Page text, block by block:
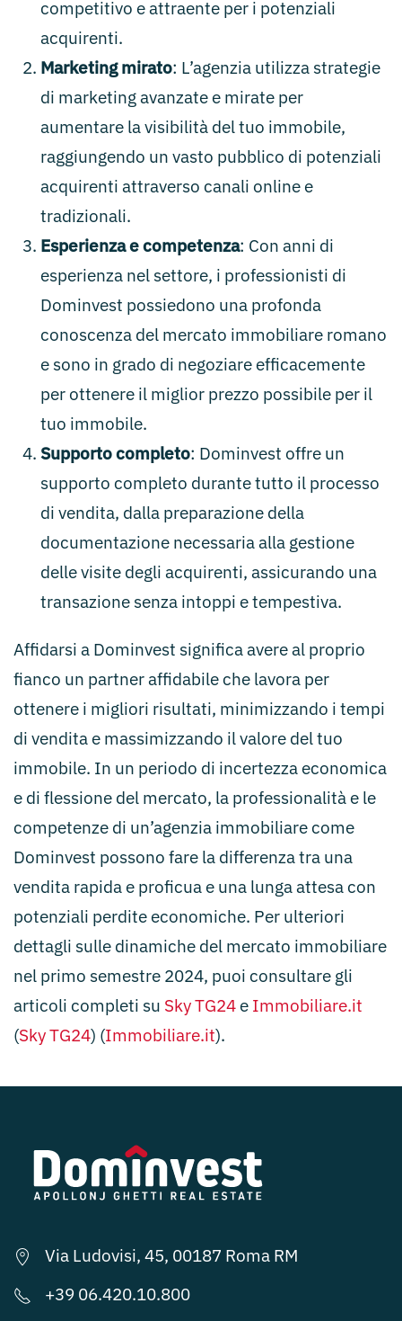
competitivo e attraente per i potenziali
acquirenti.
Marketing mirato: L’agenzia utilizza strategie
di marketing avanzate e mirate per
aumentare la visibilità del tuo immobile,
raggiungendo un vasto pubblico di potenziali
acquirenti attraverso canali online e
tradizionali.
Esperienza e competenza: Con anni di
esperienza nel settore, i professionisti di
Dominvest possiedono una profonda
conoscenza del mercato immobiliare romano
e sono in grado di negoziare efficacemente
per ottenere il miglior prezzo possibile per il
tuo immobile.
Supporto completo: Dominvest offre un
supporto completo durante tutto il processo
di vendita, dalla preparazione della
documentazione necessaria alla gestione
delle visite degli acquirenti, assicurando una
transazione senza intoppi e tempestiva.
Affidarsi a Dominvest significa avere al proprio
fianco un partner affidabile che lavora per
ottenere i migliori risultati, minimizzando i tempi
di vendita e massimizzando il valore del tuo
immobile. In un periodo di incertezza economica
e di flessione del mercato, la professionalità e le
competenze di un’agenzia immobiliare come
Dominvest possono fare la differenza tra una
vendita rapida e proficua e una lunga attesa con
potenziali perdite economiche. Per ulteriori
dettagli sulle dinamiche del mercato immobiliare
nel primo semestre 2024, puoi consultare gli
articoli completi su Sky TG24 e Immobiliare.it
(Sky TG24)​​ (Immobiliare.it)​.
Via Ludovisi, 45, 00187 Roma RM
+39 06.420.10.800